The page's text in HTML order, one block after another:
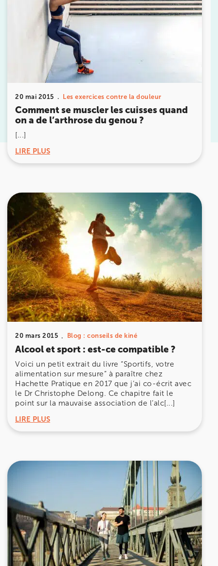
20 mai 2015 Les exercices contre la douleur
Comment se muscler les cuisses quand
on a de l’arthrose du genou ?
[...]
LIRE PLUS
20 mars 2015 Blog : conseils de kiné
Alcool et sport : est-ce compatible ?
Voici un petit extrait du livre “Sportifs, votre
alimentation sur mesure” à paraître chez
Hachette Pratique en 2017 que j’ai co-écrit avec
le Dr Christophe Delong. Ce chapitre fait le
point sur la mauvaise association de l’alc[...]
LIRE PLUS
PARIS 9 – PETRELLE
6 Rue Petrelle 75009 Paris
6 Rue Petrelle 75009 Paris
01 71 97 53 67
Prenez RDV sur
Prenez RDV sur
IK Paris 11
10 Rue Roubo 75011 Paris
01 83 96 48 65
IK VANVES
5 Rue Monge 92170 Vanves
5 Rue Monge 92170 Vanves
01 46 44 33 92
Prenez RDV sur
Prenez RDV sur
IK SAINT-GERMAIN
199 Bd Saint-Germain 75007 Paris
199 Bd Saint-Germain 75007 Paris
01 43 25 10 20
Prenez RDV sur
Prenez RDV sur
IK BOIS COLOMBES
IK OLYMPE SANTE ANTONY
28 Rue Velpeau 92160 Antony
28 Rue Velpeau 92160 Antony
01 76 21 71 41